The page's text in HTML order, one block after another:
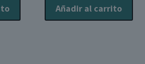
Añadir al carrito